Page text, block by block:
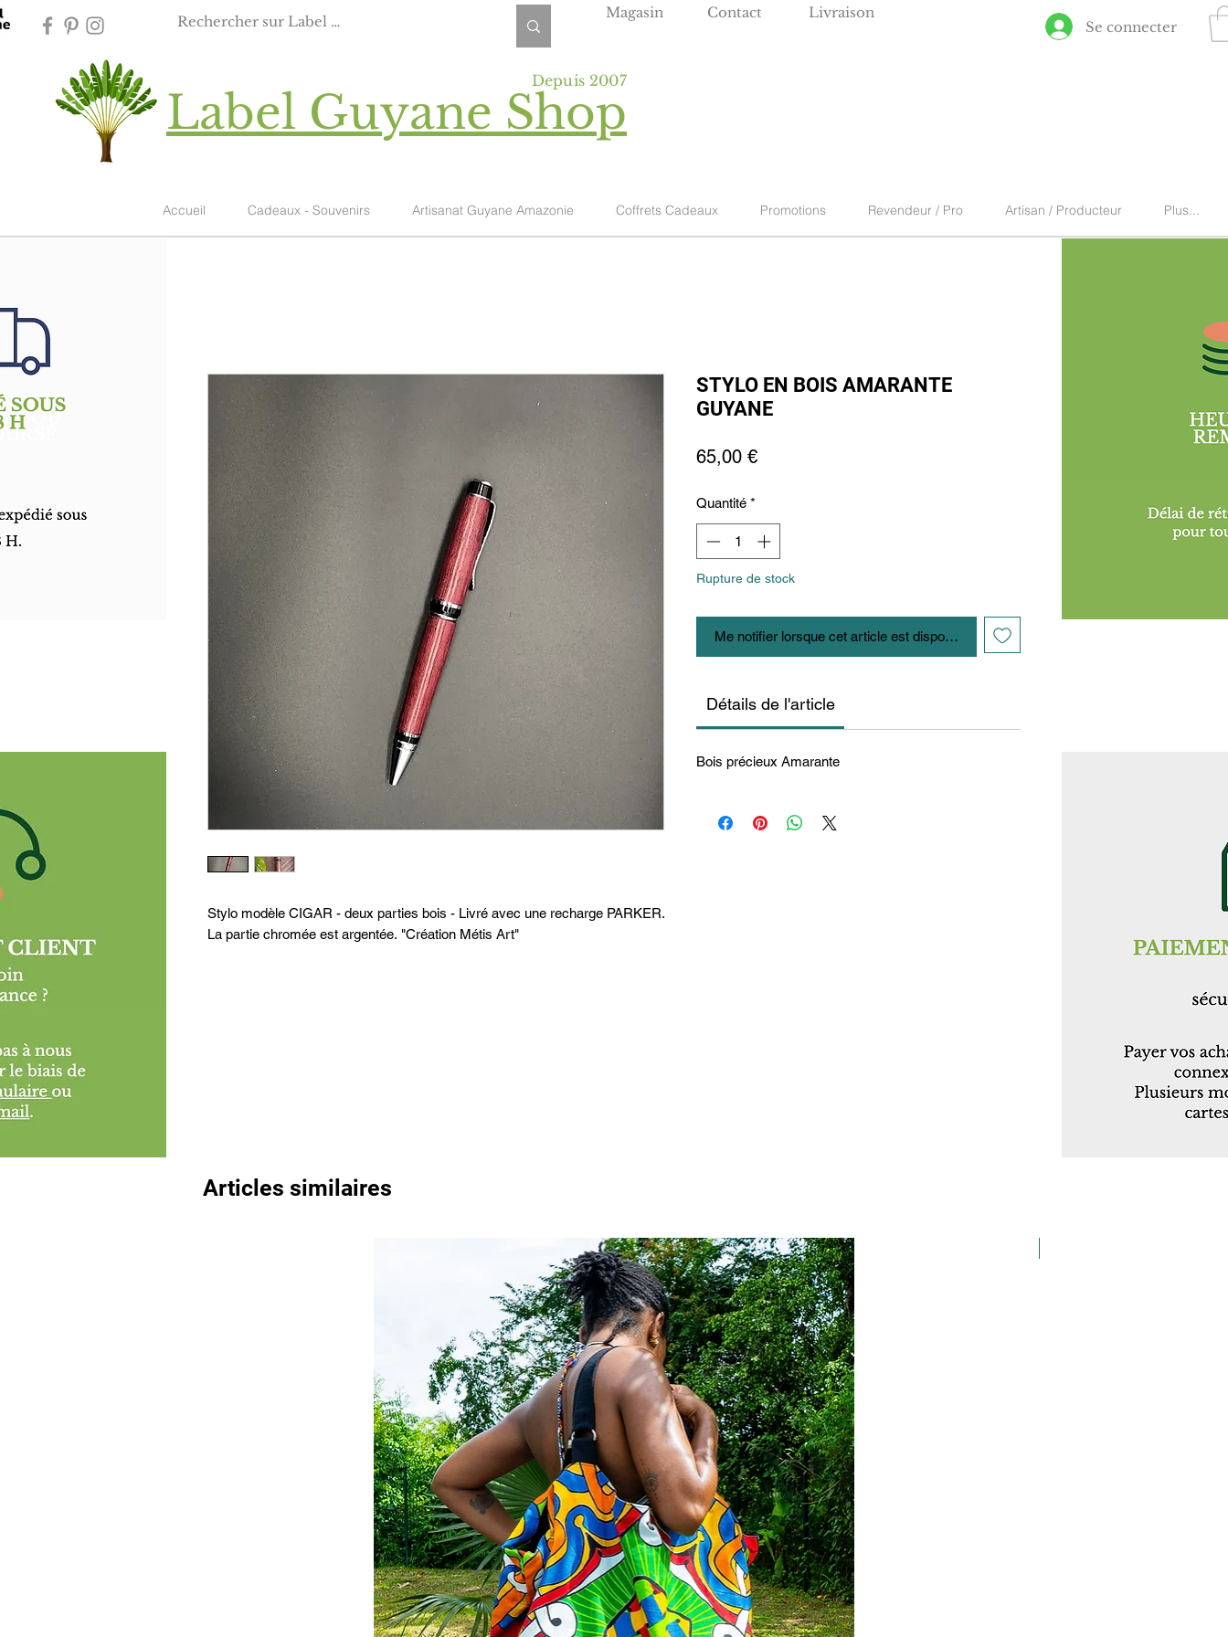
Magasin Contact
Livraison
Se connecter
Label Guyane Shop
Depuis 2007
Accueil Cadeaux - Souvenirs Artisanat Guyane Amazonie Coffrets Cadeaux Promotions Revendeur / Pro Artisan / Producteur Plus...
Stylo modèle CIGAR - deux parties bois - Livré avec une recharge PARKER.
La partie chromée est argentée. "Création Métis Art"
STYLO EN BOIS AMARANTE
GUYANE
65,00 €Prix
Quantité *
Rupture de stock
Me notifier lorsque cet article est disponible
Détails de l'article
Bois précieux Amarante
Articles similaires